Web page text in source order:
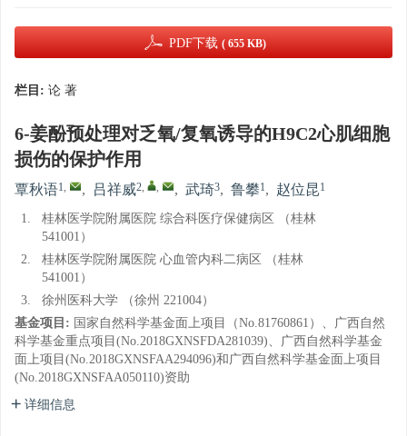
PDF下载 ( 655 KB)
栏目: 论 著
6-姜酚预处理对乏氧/复氧诱导的H9C2心肌细胞
损伤的保护作用
覃秋语1, , 吕祥威2, , , 武琦3, 鲁攀1, 赵位昆1
1.
桂林医学院附属医院 综合科医疗保健病区 （桂林
541001）
2.
桂林医学院附属医院 心血管内科二病区 （桂林
541001）
3.
徐州医科大学 （徐州 221004）
基金项目: 国家自然科学基金面上项目（No.81760861）、广西自然
科学基金重点项目(No.2018GXNSFDA281039)、广西自然科学基金
面上项目(No.2018GXNSFAA294096)和广西自然科学基金面上项目
(No.2018GXNSFAA050110)资助
详细信息